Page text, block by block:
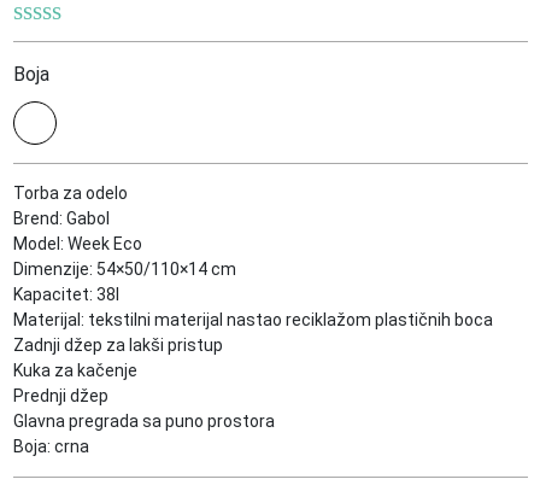
Boja
Torba za odelo
Brend: Gabol
Model: Week Eco
Dimenzije: 54×50/110×14 cm
Kapacitet: 38l
Materijal: tekstilni materijal nastao reciklažom plastičnih boca
Zadnji džep za lakši pristup
Kuka za kačenje
Prednji džep
Glavna pregrada sa puno prostora
Boja: crna